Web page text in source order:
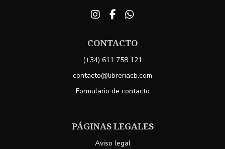
CONTACTO
(+34) 611 758 121
contacto@libreriacb.com
Formulario de contacto
PÁGINAS LEGALES
Aviso legal